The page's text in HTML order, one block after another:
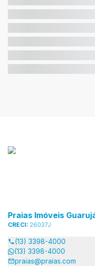
Praias Imóveis
CRECI: 26037J
(13) 3398-4000
(13) 3398-4000
praias@praias.com